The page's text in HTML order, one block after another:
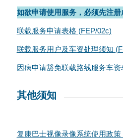
如欲申请使用服务，必须先注
联载服务申请表格 (FEP/02c)
联载服务用户及车资处理须知
因病申请豁免联载路线服务车
其他须知
复康巴士视像录像系统使用政策